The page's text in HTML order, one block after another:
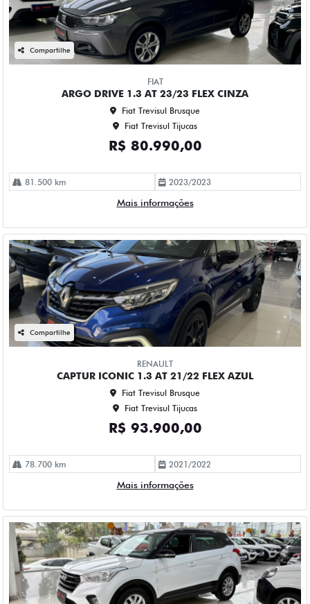
Compartilhe
FIAT
ARGO DRIVE 1.3 AT 23/23 FLEX CINZA
Fiat Trevisul Brusque
Fiat Trevisul Tijucas
R$ 80.990,00
81.500 km 2023/2023
Mais informações
Compartilhe
RENAULT
CAPTUR ICONIC 1.3 AT 21/22 FLEX AZUL
Fiat Trevisul Brusque
Fiat Trevisul Tijucas
R$ 93.900,00
78.700 km 2021/2022
Mais informações